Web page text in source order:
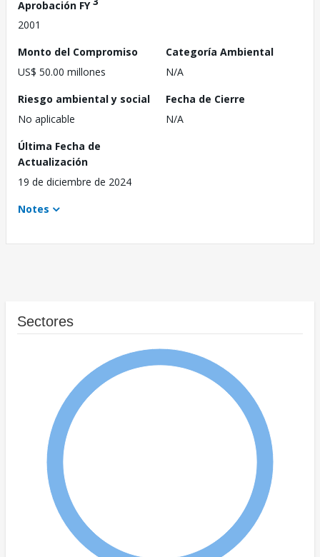
Aprobación FY
2001
Monto del Compromiso
US$ 50.00 millones
Categoría Ambiental
N/A
Riesgo ambiental y social
No aplicable
Fecha de Cierre
N/A
Última Fecha de
Actualización
19 de diciembre de 2024
Notes
Sectores